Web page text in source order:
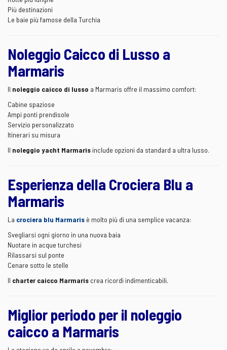
Più destinazioni
Le baie più famose della Turchia
Noleggio Caicco di Lusso a
Marmaris
Il noleggio caicco di lusso a Marmaris offre il massimo comfort:
Cabine spaziose
Ampi ponti prendisole
Servizio personalizzato
Itinerari su misura
Il noleggio yacht Marmaris include opzioni da standard a ultra lusso.
Esperienza della Crociera Blu a
Marmaris
La crociera blu Marmaris è molto più di una semplice vacanza:
Svegliarsi ogni giorno in una nuova baia
Nuotare in acque turchesi
Rilassarsi sul ponte
Cenare sotto le stelle
Il charter caicco Marmaris crea ricordi indimenticabili.
Miglior periodo per il noleggio
caicco a Marmaris